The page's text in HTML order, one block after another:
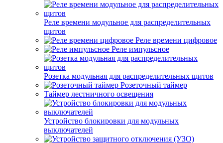
Реле времени модульное для распределительных
щитов
Реле времени цифровое
Реле импульсное
Розетка модульная для распределительных щитов
Розеточный таймер
Таймер лестничного освещения
Устройство блокировки для модульных
выключателей